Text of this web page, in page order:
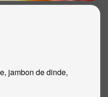
jambon de dinde,